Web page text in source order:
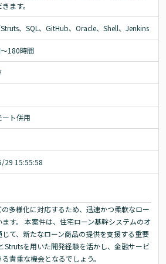
ます。
、SQL、GitHub、Oracle、Shell、Jenkins
180時間
ート併用
29 15:55:58
多様化に対応するため、迅速かつ柔軟なロー
す。 本案件は、住宅ローン基幹システムのオ
て、新たなローン商品の提供を支援する重要
Strutsを用いた開発経験を活かし、金融サービ
貴重な機会となるでしょう。